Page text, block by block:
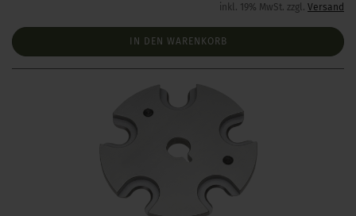
inkl. 19% MwSt. zzgl. Versand
IN DEN WARENKORB